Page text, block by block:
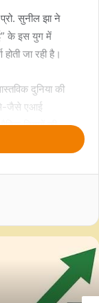
सुनील झा ने
के इस युग में
जा रही है।
दुनिया की
जैसे एआई
नियमों की
छात्र डॉ. राम
हुए छात्रों को